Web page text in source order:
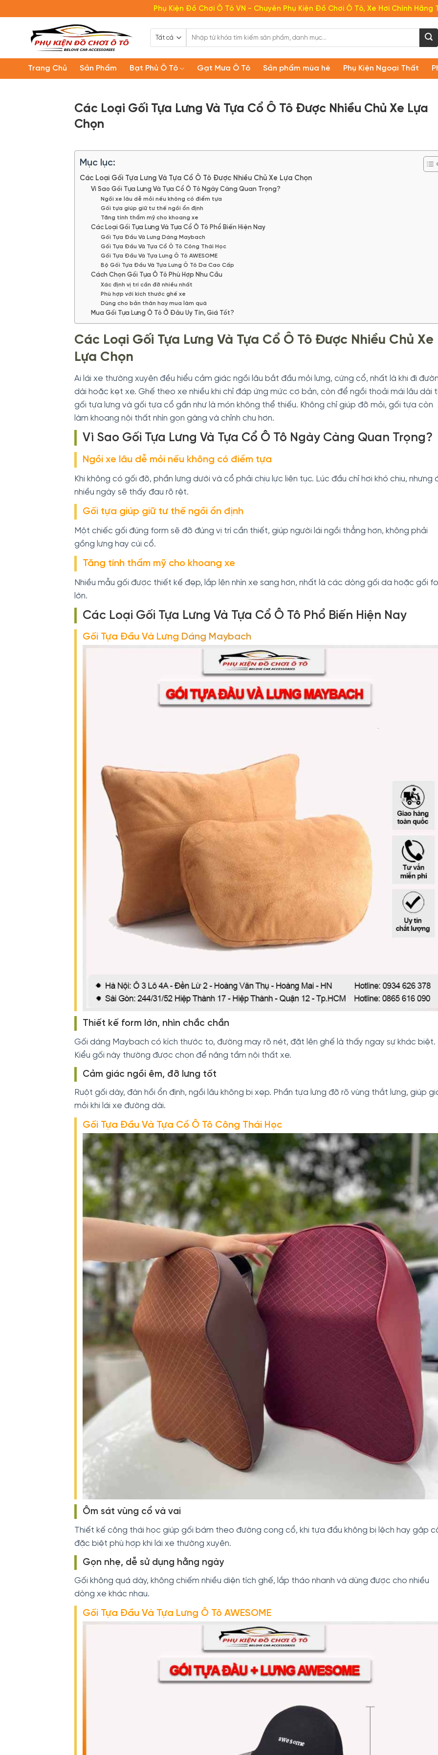
qua
Phụ Kiện Đồ Chơi Ô Tô VN - Chuyên Phụ Kiện Đồ Chơi Ô Tô, Xe Hơi Chính Hãng
kiếm:
Trang Chủ Sản Phẩm Bạt Phủ Ô Tô Gạt Mưa Ô Tô Sản phẩm mùa hè Phụ Kiện Ngoại Thất
Các Loại Gối Tựa Lưng Và Tựa Cổ Ô Tô Được Nhiều Chủ Xe Lựa
Chọn
Mục lục:
Các Loại Gối Tựa Lưng Và Tựa Cổ Ô Tô Được Nhiều Chủ Xe Lựa Chọn
Vì Sao Gối Tựa Lưng Và Tựa Cổ Ô Tô Ngày Càng Quan Trọng?
Ngồi xe lâu dễ mỏi nếu không có điểm tựa
Gối tựa giúp giữ tư thế ngồi ổn định
Tăng tính thẩm mỹ cho khoang xe
Các Loại Gối Tựa Lưng Và Tựa Cổ Ô Tô Phổ Biến Hiện Nay
Gối Tựa Đầu Và Lưng Dáng Maybach
Gối Tựa Đầu Và Tựa Cổ Ô Tô Công Thái Học
Gối Tựa Đầu Và Tựa Lưng Ô Tô AWESOME
Bộ Gối Tựa Đầu Và Tựa Lưng Ô Tô Da Cao Cấp
Cách Chọn Gối Tựa Ô Tô Phù Hợp Nhu Cầu
Xác định vị trí cần đỡ nhiều nhất
Phù hợp với kích thước ghế xe
Dùng cho bản thân hay mua làm quà
Mua Gối Tựa Lưng Ô Tô Ở Đâu Uy Tín, Giá Tốt?
Các Loại Gối Tựa Lưng Và Tựa Cổ Ô Tô Được Nhiều Chủ Xe
Lựa Chọn
Ai lái xe thường xuyên đều hiểu cảm giác ngồi lâu bắt đầu mỏi lưng, cứng cổ, nhất là khi đi
dài hoặc kẹt xe. Ghế theo xe nhiều khi chỉ đáp ứng mức cơ bản, còn để ngồi thoải mái lâu dài
gối tựa lưng và gối tựa cổ gần như là món không thể thiếu. Không chỉ giúp đỡ mỏi, gối tựa còn
làm khoang nội thất nhìn gọn gàng và chỉnh chu hơn.
Vì Sao Gối Tựa Lưng Và Tựa Cổ Ô Tô Ngày Càng Quan Trọng?
Ngồi xe lâu dễ mỏi nếu không có điểm tựa
Khi không có gối đỡ, phần lưng dưới và cổ phải chịu lực liên tục. Lúc đầu chỉ hơi khó chịu, nhưng
nhiều ngày sẽ thấy đau rõ rệt.
Gối tựa giúp giữ tư thế ngồi ổn định
Một chiếc gối đúng form sẽ đỡ đúng vị trí cần thiết, giúp người lái ngồi thẳng hơn, không phải
gồng lưng hay cúi cổ.
Tăng tính thẩm mỹ cho khoang xe
Nhiều mẫu gối được thiết kế đẹp, lắp lên nhìn xe sang hơn, nhất là các dòng gối da hoặc gối
lớn.
Các Loại Gối Tựa Lưng Và Tựa Cổ Ô Tô Phổ Biến Hiện Nay
Gối Tựa Đầu Và Lưng Dáng Maybach
Thiết kế form lớn, nhìn chắc chắn
Gối dáng Maybach có kích thước to, đường may rõ nét, đặt lên ghế là thấy ngay sự khác biệt.
Kiểu gối này thường được chọn để nâng tầm nội thất xe.
Cảm giác ngồi êm, đỡ lưng tốt
Ruột gối dày, đàn hồi ổn định, ngồi lâu không bị xẹp. Phần tựa lưng đỡ rõ vùng thắt lưng, giúp
mỏi khi lái xe đường dài.
Gối Tựa Đầu Và Tựa Cổ Ô Tô Công Thái Học
Ôm sát vùng cổ và vai
Thiết kế công thái học giúp gối bám theo đường cong cổ, khi tựa đầu không bị lệch hay gập
đặc biệt phù hợp khi lái xe thường xuyên.
Gọn nhẹ, dễ sử dụng hằng ngày
Gối không quá dày, không chiếm nhiều diện tích ghế, lắp tháo nhanh và dùng được cho nhiều
dòng xe khác nhau.
Gối Tựa Đầu Và Tựa Lưng Ô Tô AWESOME